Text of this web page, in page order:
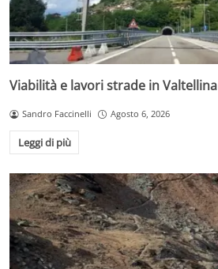
Viabilità e lavori strade in Valtellina
Sandro Faccinelli Agosto 6, 2026
Leggi di più